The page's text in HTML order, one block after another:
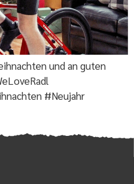
und an guten
#Neujahr